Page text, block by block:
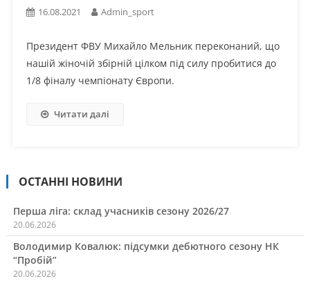
16.08.2021 Admin_sport
Президент ФВУ Михайло Мельник переконаний, що
нашій жіночій збірній цілком під силу пробитися до
1/8 фіналу чемпіонату Європи.
Читати далі
ОСТАННІ НОВИНИ
Перша ліга: склад учасників сезону 2026/27
20.06.2026
Володимир Ковалюк: підсумки дебютного сезону НК
“Пробій”
20.06.2026